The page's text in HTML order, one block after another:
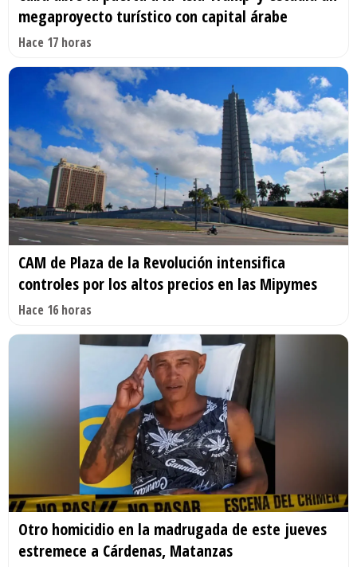
megaproyecto turístico con capital árabe
Hace 17 horas
CAM de Plaza de la Revolución intensifica
controles por los altos precios en las Mipymes
Hace 16 horas
Otro homicidio en la madrugada de este jueves
estremece a Cárdenas, Matanzas